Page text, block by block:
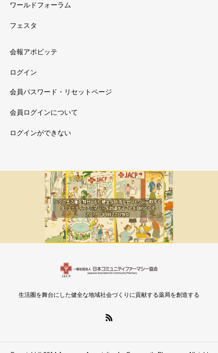
ワールドフォーラム
フェスタ
会報アポビッテ
ログイン
会員パスワード・リセットページ
会員ログインについて
ログインができない
会員限定
生活圏を舞台にした健全な地域社会づくりに貢献する薬局を創造する